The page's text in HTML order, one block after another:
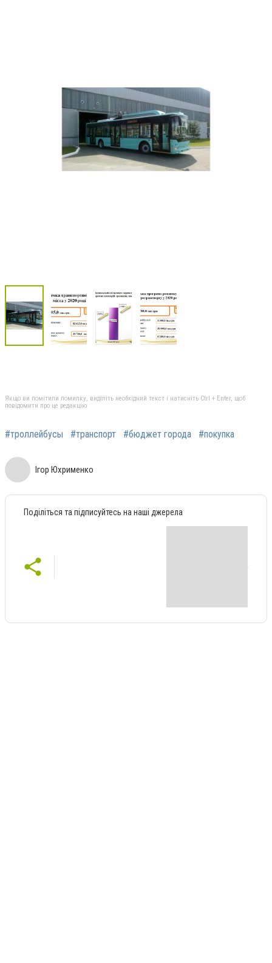
Якщо ви помітили помилку, виділіть необхідний текст і натисніть Ctrl + Enter, щоб
повідомити про це редакцію
#троллейбусы #транспорт #бюджет города #покупка
Ігор Юхрименко
Поділіться та підписуйтесь на наші джерела